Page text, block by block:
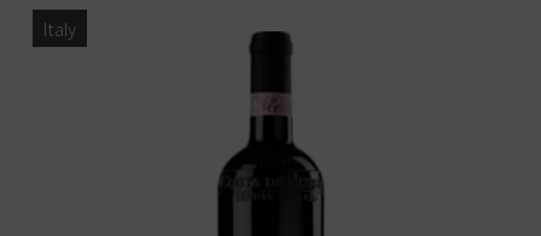
Italy